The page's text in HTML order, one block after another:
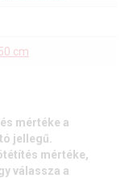
cm
mértéke a
jellegű.
mértéke,
válassza a